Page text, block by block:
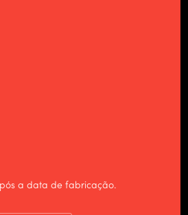
a data de fabricação.